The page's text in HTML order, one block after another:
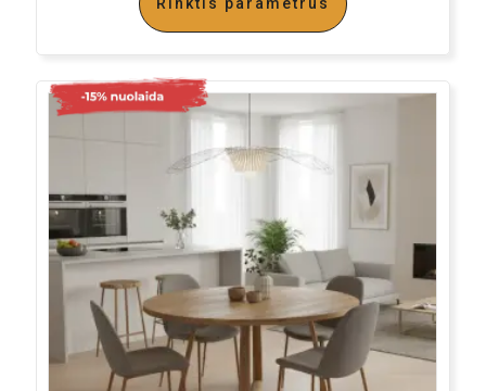
Rinktis parametrus